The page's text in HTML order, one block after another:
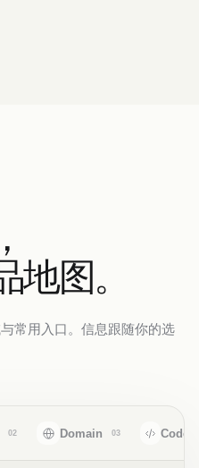
图。
常用入口。信息跟随你的选
02 Domain 03